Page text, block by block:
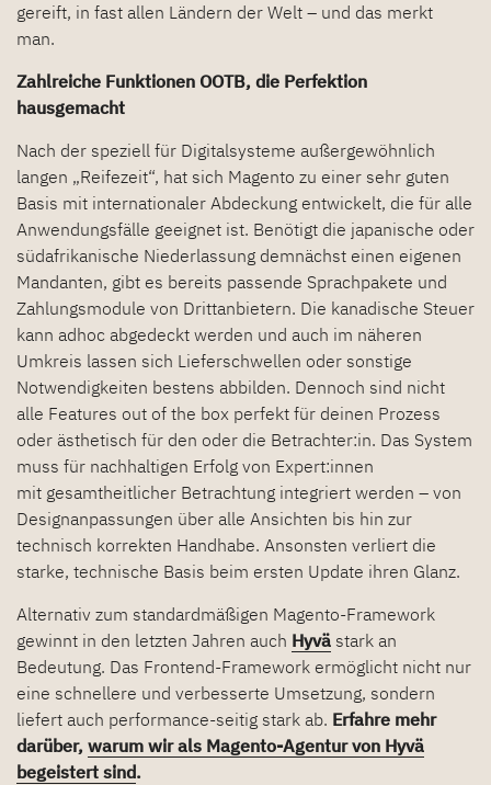
gereift, in fast allen Ländern der Welt – und das merkt
man.
Zahlreiche Funktionen OOTB, die Perfektion
hausgemacht
Nach der speziell für Digitalsysteme außergewöhnlich
langen „Reifezeit“, hat sich Magento zu einer sehr guten
Basis mit internationaler Abdeckung entwickelt, die für alle
Anwendungsfälle geeignet ist. Benötigt die japanische oder
südafrikanische Niederlassung demnächst einen eigenen
Mandanten, gibt es bereits passende Sprachpakete und
Zahlungsmodule von Drittanbietern. Die kanadische Steuer
kann adhoc abgedeckt werden und auch im näheren
Umkreis lassen sich Lieferschwellen oder sonstige
Notwendigkeiten bestens abbilden. Dennoch sind nicht
alle Features out of the box perfekt für deinen Prozess
oder ästhetisch für den oder die Betrachter:in. Das System
muss für nachhaltigen Erfolg von Expert:innen
mit gesamtheitlicher Betrachtung integriert werden – von
Designanpassungen über alle Ansichten bis hin zur
technisch korrekten Handhabe. Ansonsten verliert die
starke, technische Basis beim ersten Update ihren Glanz.
Alternativ zum standardmäßigen Magento-Framework
gewinnt in den letzten Jahren auch Hyvä stark an
Bedeutung. Das Frontend-Framework ermöglicht nicht nur
eine schnellere und verbesserte Umsetzung, sondern
liefert auch performance-seitig stark ab. Erfahre mehr
darüber, warum wir als Magento-Agentur von Hyvä
begeistert sind.